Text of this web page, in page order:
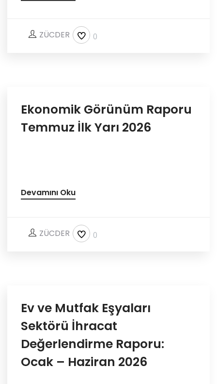
ZÜCDER 0
Ekonomik Görünüm Raporu
Temmuz İlk Yarı 2026
Devamını Oku
ZÜCDER 0
Ev ve Mutfak Eşyaları
Sektörü İhracat
Değerlendirme Raporu:
Ocak – Haziran 2026